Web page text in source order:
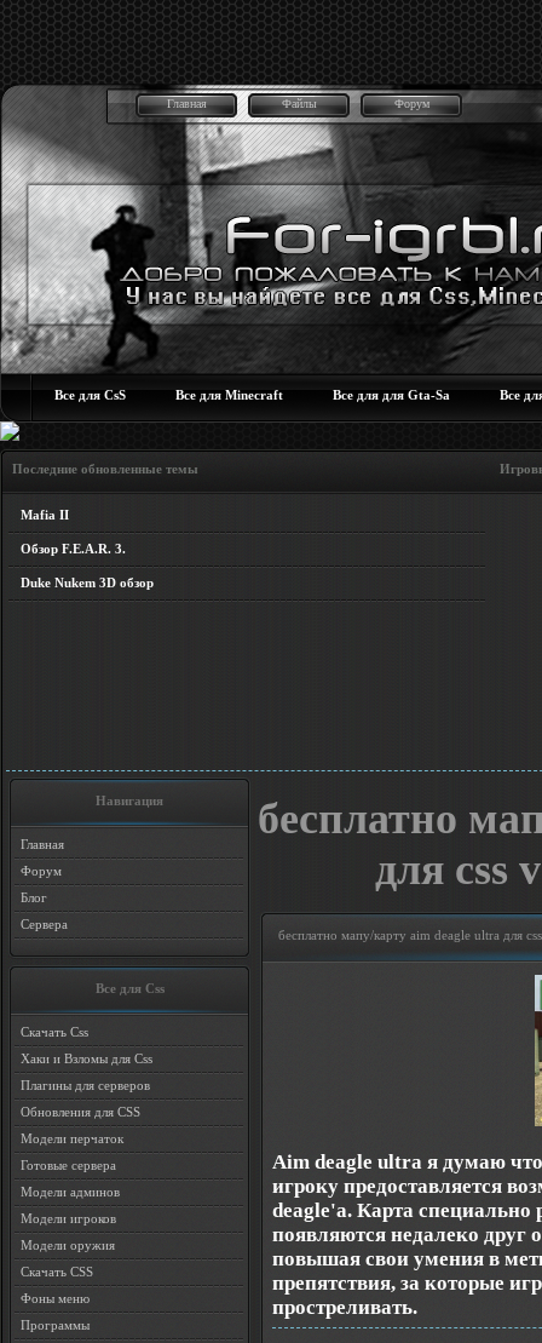
Главная Файлы Форум
Все для CsS Все для Minecraft Все для для Gta-Sa Все
Последние обновленные темы Игровые
Mafia II
Обзор F.E.A.R. 3.
Duke Nukem 3D обзор
Навигация
Главная
Форум
Блог
Сервера
Все для Css
Скачать Css
Хаки и Взломы для Css
Плагины для серверов
Обновления для CSS
Модели перчаток
Готовые сервера
Модели админов
Модели игроков
Модели оружия
Скачать CSS
Фоны меню
Программы
бесплатно
для css
бесплатно мапу/карту aim deagle ultra для
Aim deagle ultra я думаю что
игроку предоставляется
deagle'a. Карта специально
появляются недалеко друг
повышая свои умения в
препятствия, за которые
простреливать.